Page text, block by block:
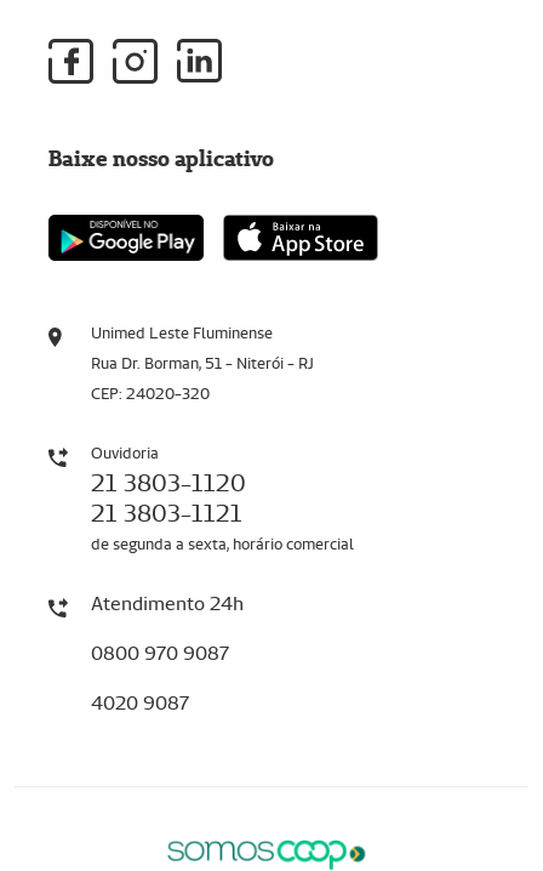
Unimed Leste Fluminense
Rua Dr. Borman, 51 - Niterói - RJ
CEP: 24020-320
Ouvidoria
21 3803-1120
21 3803-1121
de segunda a sexta, horário comercial
Atendimento 24h
0800 970 9087
4020 9087
Baixe nosso aplicativo